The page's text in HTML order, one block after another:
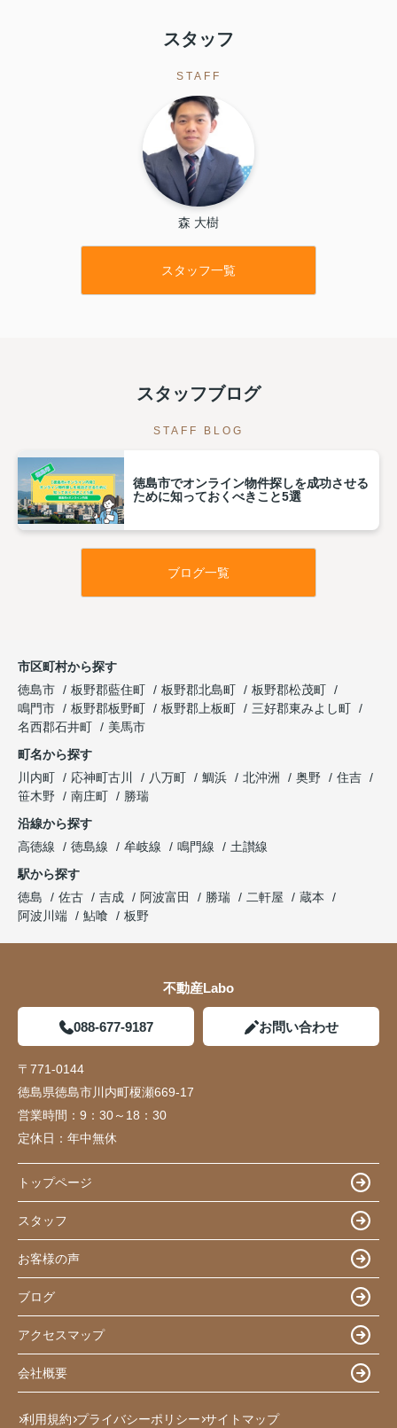
スタッフ
STAFF
森 大樹
スタッフ一覧
スタッフブログ
STAFF BLOG
徳島市でオンライン物件探しを成功させる
ために知っておくべきこと5選
ブログ一覧
市区町村から探す
徳島市
板野郡藍住町 板野郡北島町
板野郡松茂町
鳴門市
板野郡板野町 板野郡上板町
三好郡東みよし町
名西郡石井町
美馬市
町名から探す
川内町
応神町古川 八万町 鯛浜 北沖洲 奥野
住吉
笹木野
南庄町
勝瑞
沿線から探す
高徳線
徳島線 牟岐線 鳴門線
土讃線
駅から探す
徳島
佐古 吉成 阿波富田 勝瑞 二軒屋
蔵本
阿波川端
鮎喰 板野
不動産Labo
088-677-9187 お問い合わせ
〒771-0144
徳島県徳島市川内町榎瀬669-17
営業時間： 9：30～18：30
定休日： 年中無休
トップページ
スタッフ
お客様の声
ブログ
アクセスマップ
会社概要
利用規約 プライバシーポリシー サイトマップ